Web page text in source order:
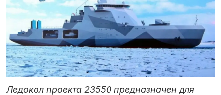
Ледокол проекта 23550 предназначен для